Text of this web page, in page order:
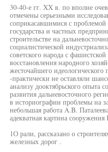
30-40-е гг. XX в. по вполне
отмечены серьезными
соприкасавшимися с проблемой
государства и частных
строительстве на
социалистической
советского народа с
восстановления народного
жесточайшего идеологического
-практически не оставляли
анализу дооктябрьского опыта
развития дальневосточного
в историографии проблемы на
небольшая работа A.B.
адекватная картина
1О рали, рассказано о
железных дорог .